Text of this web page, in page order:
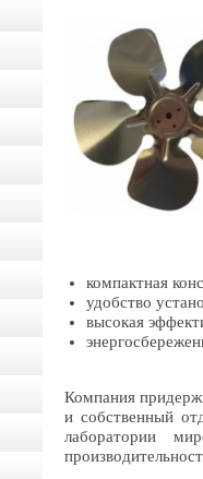
компактная
удобство
высокая
Компания
и собственный
лаборатории